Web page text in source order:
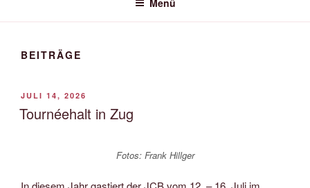
Menü
BEITRÄGE
VERÖFFENTLICHT
AM
JULI 14, 2026
Tournéehalt in Zug
Fotos: Frank Hillger